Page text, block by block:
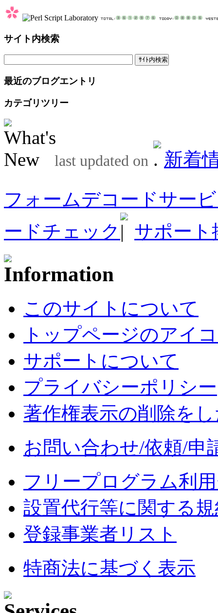
サイト内検索
最近のブログエントリ
カテゴリツリー
last updated on
新着
フォームデコードサー
ードチェック
サポート
このサイトについて
トップページのアイ
サポートについて
プライバシーポリシー
著作権表示の削除を
お問い合わせ/依頼/申
フリープログラム利
設置代行等に関する
登録事業者リスト
特商法に基づく表示